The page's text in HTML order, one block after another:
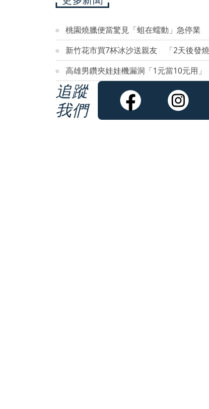
桃園燒臘便當驚見「蛆在蠕動」急停業
新竹花市買7杯冰沙送親友 「2天後發
高雄男鑽夾娃娃機漏洞「1元當10元用
追蹤
我們